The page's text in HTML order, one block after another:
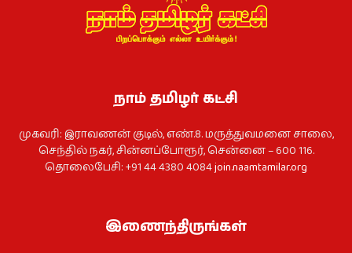
நாம் தமிழர் கட்சி
முகவரி: இராவணன் குடில், எண்.8. மருத்துவமனை சாலை,
செந்தில் நகர், சின்னப்போரூர், சென்னை – 600 116.
தொலைபேசி: +91 44 4380 4084join.naamtamilar.org
இணைந்திருங்கள்